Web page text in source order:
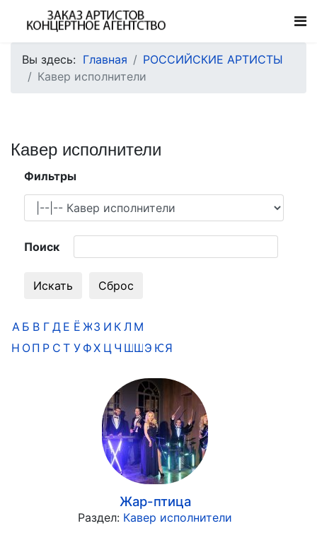
Вы здесь: Главная
РОССИЙСКИЕ АРТИСТЫ
Кавер исполнители
Кавер исполнители
Фильтры
Поиск
А Б В Г Д Е Ё ЖЗ И К Л М
Н ОП Р С Т У ФХ Ц Ч ШЩЭ ЮЯ
Жар-птица
Раздел: Кавер исполнители